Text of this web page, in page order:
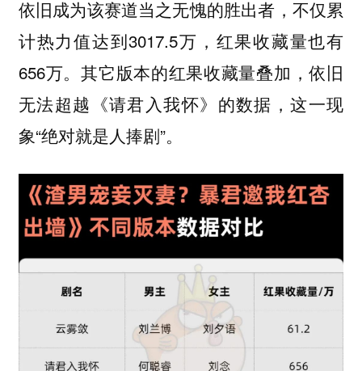
依旧成为该赛道当之无愧的胜出者，不仅累
计热力值达到3017.5万，红果收藏量也有
656万。其它版本的红果收藏量叠加，依旧
无法超越《请君入我怀》的数据，这一现
象“绝对就是人捧剧”。